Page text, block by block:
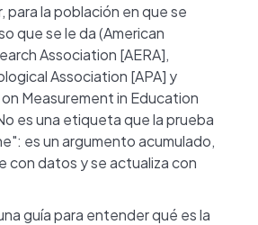
para la población en que se
que se le da (American
Association [AERA],
Association [APA] y
Measurement in Education
es una etiqueta que la prueba
es un argumento acumulado,
con datos y se actualiza con
guía para entender qué es la